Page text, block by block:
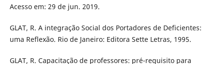
Acesso em: 29 de jun. 2019.
GLAT, R. A integração Social dos Portadores de Deficientes:
uma Reflexão. Rio de Janeiro: Editora Sette Letras, 1995.
GLAT, R. Capacitação de professores: pré-requisito para